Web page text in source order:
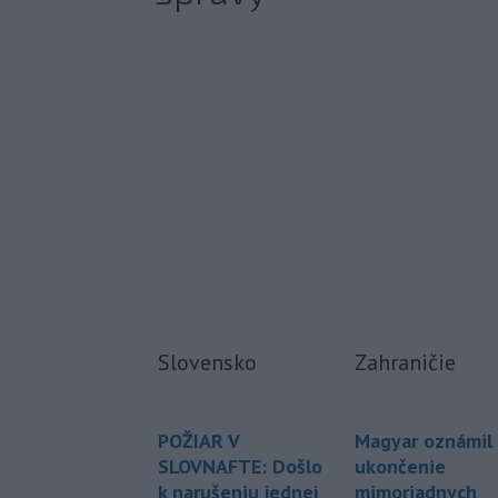
Slovensko
POŽIAR V
SLOVNAFTE: Došlo
k narušeniu jednej
Zahraničie
Magyar oznámil
ukončenie
mimoriadnych